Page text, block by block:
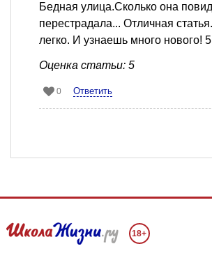
Бедная улица.Сколько она
перестрадала... Отличная
легко. И узнаешь много нового!
Оценка статьи: 5
0 Ответить
18+